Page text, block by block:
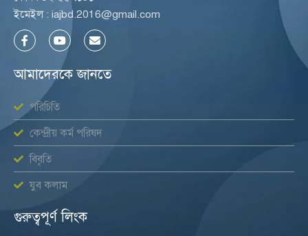
ইমেইল : iajbd.2016@gmail.com
F
a
e
b
k
-
Y
o
t
u
e
E
n
e
l
আমাদেরকে জানতে
পরিচিতি
কেন্দ্রীয় কর্ম পরিষদ
বিবৃতি
যুব কলাম
গুরুত্বপূর্ণ লিংক